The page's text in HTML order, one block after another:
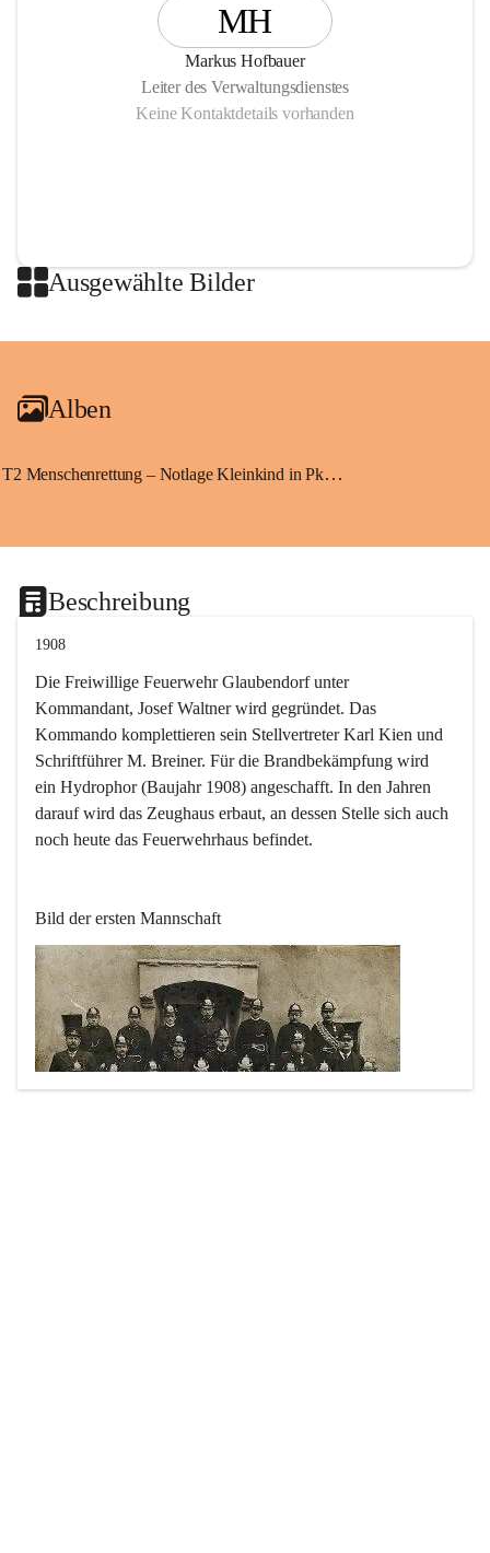
MH
Markus Hofbauer
Leiter des Verwaltungsdienstes
Keine Kontaktdetails vorhanden
Ausgewählte Bilder
+2
Alben
T2 Menschenrettung – Notlage Kleinkind in Pkw eingeschlossen
Beschreibung
1908
Die Freiwillige Feuerwehr Glaubendorf unter
Kommandant, Josef Waltner wird gegründet. Das
Kommando komplettieren sein Stellvertreter Karl Kien und
Schriftführer M. Breiner. Für die Brandbekämpfung wird
ein Hydrophor (Baujahr 1908) angeschafft. In den Jahren
darauf wird das Zeughaus erbaut, an dessen Stelle sich auch
noch heute das Feuerwehrhaus befindet.
Bild der ersten Mannschaft